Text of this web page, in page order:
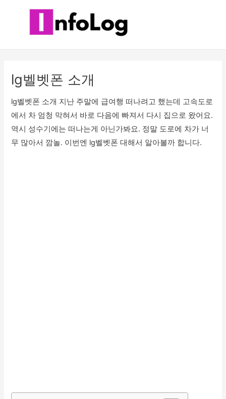
lg벨벳폰 소개
lg벨벳폰 소개 지난 주말에 급여행 떠나려고 했는데 고속도로
에서 차 엄청 막혀서 바로 다음에 빠져서 다시 집으로 왔어요.
역시 성수기에는 떠나는게 아닌가봐요. 정말 도로에 차가 너
무 많아서 깜놀. 이번엔 lg벨벳폰 대해서 알아볼까 합니다.